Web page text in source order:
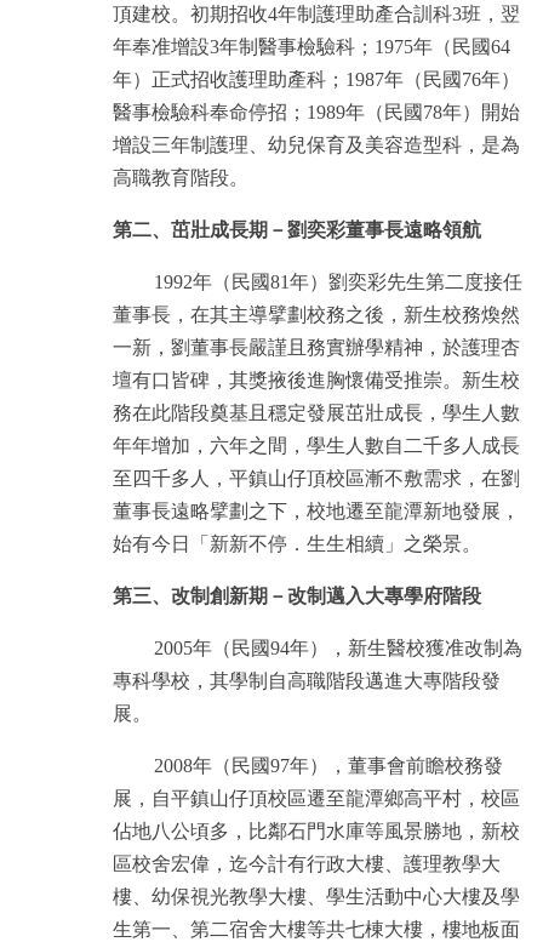
頂建校。初期招收4年制護理助產合訓科3班，翌
年奉准增設3年制醫事檢驗科；1975年（民國64
年）正式招收護理助產科；1987年（民國76年）
醫事檢驗科奉命停招；1989年（民國78年）開始
增設三年制護理、幼兒保育及美容造型科，是為
高職教育階段。
第二、茁壯成長期－劉奕彩董事長遠略領航
1992年（民國81年）劉奕彩先生第二度接任
董事長，在其主導擘劃校務之後，新生校務煥然
一新，劉董事長嚴謹且務實辦學精神，於護理杏
壇有口皆碑，其獎掖後進胸懷備受推崇。新生校
務在此階段奠基且穩定發展茁壯成長，學生人數
年年增加，六年之間，學生人數自二千多人成長
至四千多人，平鎮山仔頂校區漸不敷需求，在劉
董事長遠略擘劃之下，校地遷至龍潭新地發展，
始有今日「新新不停．生生相續」之榮景。
第三、改制創新期－改制邁入大專學府階段
2005年（民國94年），新生醫校獲准改制為
專科學校，其學制自高職階段邁進大專階段發
展。
2008年（民國97年），董事會前瞻校務發
展，自平鎮山仔頂校區遷至龍潭鄉高平村，校區
佔地八公頃多，比鄰石門水庫等風景勝地，新校
區校舍宏偉，迄今計有行政大樓、護理教學大
樓、幼保視光教學大樓、學生活動中心大樓及學
生第一、第二宿舍大樓等共七棟大樓，樓地板面